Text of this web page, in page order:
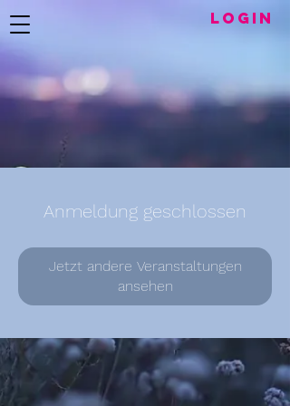
LogIN
Anmeldung geschlossen
Jetzt andere Veranstaltungen
ansehen